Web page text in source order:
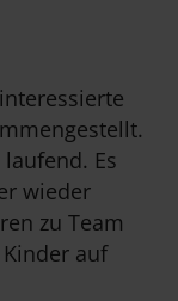
Es
wieder
zu Team
auf